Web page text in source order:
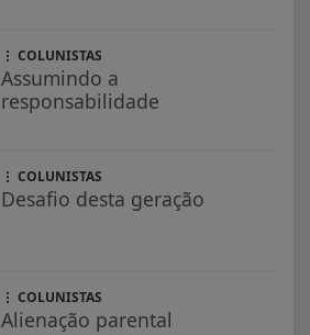
COLUNISTAS
Assumindo a
responsabilidade
COLUNISTAS
Desafio desta geração
COLUNISTAS
Alienação parental